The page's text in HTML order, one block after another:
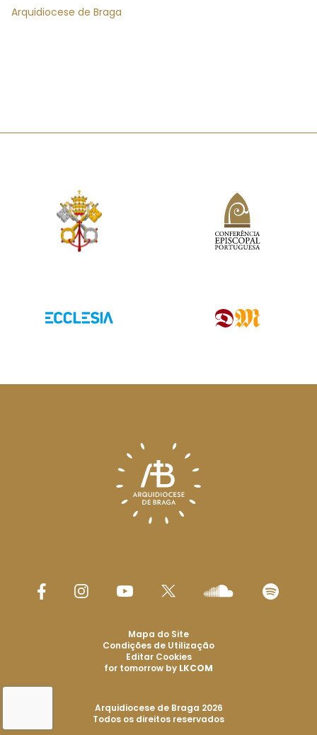
Arquidiocese de Braga
Arquidiocese de Braga 2026
Todos os direitos reservados
Mapa do Site
Condições de Utilização
Editar Cookies
for tomorrow by LKCOM